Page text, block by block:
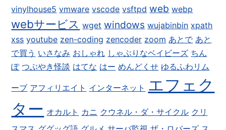
vinylhouse5 vmware vscode vsftpd web webp
webサービス wget windows wujabinbin xpath
xss youtube zen-coding zencoder zoom あとで あと
で買う いさなみ おしゃれ しゃぶりなベイビーズ ちん
ぽ つぶやき怪談 はてな はー めんどくせ ゆるふわリム
ーブ アフィリエイト インターネット エフェク
ター オカルト カニ クウネル・ダ・サイクル クリ